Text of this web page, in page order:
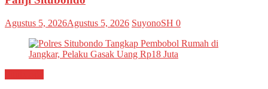
Agustus 5, 2026Agustus 5, 2026 SuyonoSH 0